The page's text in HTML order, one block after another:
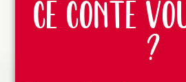
CE CONTE
?